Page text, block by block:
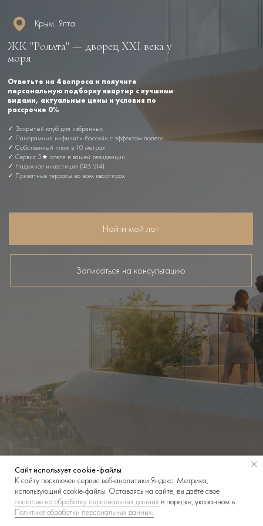
ЖК "Роялта" — дворец XXI века у
моря
Ответьте на 4 вопроса и получите
персональную подборку квартир с лучшими
видами, актуальные цены и условия по
рассрочке 0%
✓ Закрытый клуб для избранных
✓ Панорамный инфинити-бассейн с эффектом полета
✓ Собственный пляж в 10 метрах
✓ Сервис 5★ отеля в вашей резиденции
✓ Надежная инвестиция (ФЗ-214)
✓ Приватные террасы во всех квартирах
Крым, Ялта
Найти мой лот
Записаться на консультацию
Сайт использует cookie-файлы
К cайту подключен сервис веб-аналитики Яндекс. Метрика,
использующий cookie-файлы. Оставаясь на сайте, вы даёте свое
согласие на обработку персональных данных в порядке, указанном в
Политике обработки персональных данных.